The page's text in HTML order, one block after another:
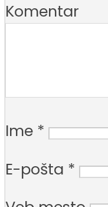
Komentar
Ime *
E-pošta *